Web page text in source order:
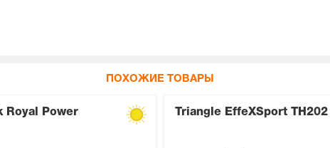
ПОХОЖИЕ ТОВАРЫ
Royal Power Triangle EffeXSport TH202